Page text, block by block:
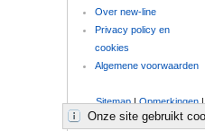
Over new-line
Privacy policy en
cookies
Algemene voorwaarden
Sitemap|Opmerkingen
Al onze prijzen zijn
Onze site gebruikt